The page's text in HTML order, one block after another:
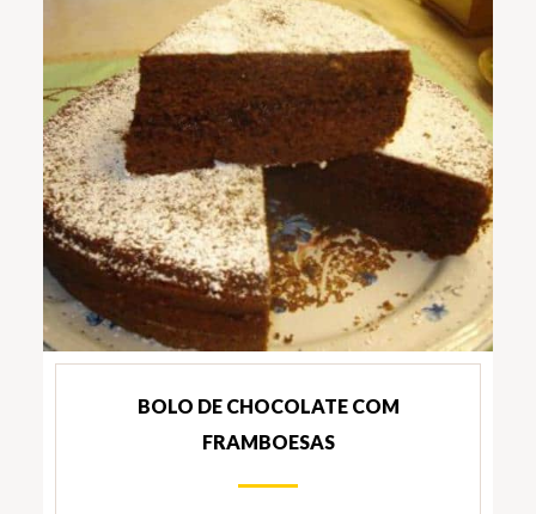
BOLO DE CHOCOLATE COM
FRAMBOESAS